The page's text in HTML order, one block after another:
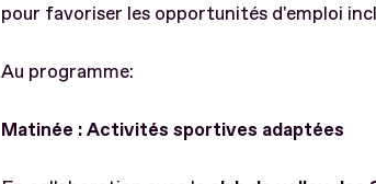
pour favoriser les opportunités d'emploi
Au programme:
Matinée : Activités sportives adaptées